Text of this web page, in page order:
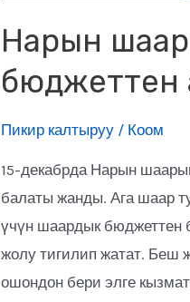
Нарын
бюджеттен
Пикир калтыруу / Коом
15-декабрда Нарын
балаты жанды. Ага шаар
үчүн шаардык бюджеттен
жолу тигилип жатат. Беш
ошондон бери элге